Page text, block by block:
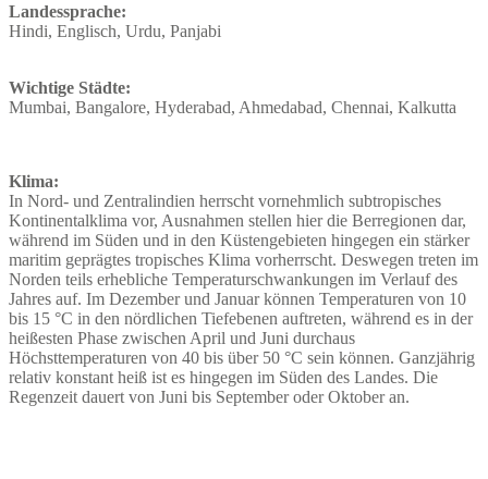
Landessprache:
Hindi, Englisch, Urdu, Panjabi
Wichtige Städte:
Mumbai, Bangalore, Hyderabad, Ahmedabad, Chennai, Kalkutta
Klima:
In Nord- und Zentralindien herrscht vornehmlich subtropisches
Kontinentalklima vor, Ausnahmen stellen hier die Berregionen dar,
während im Süden und in den Küstengebieten hingegen ein stärker
maritim geprägtes tropisches Klima vorherrscht. Deswegen treten im
Norden teils erhebliche Temperaturschwankungen im Verlauf des
Jahres auf. Im Dezember und Januar können Temperaturen von 10
bis 15 °C in den nördlichen Tiefebenen auftreten, während es in der
heißesten Phase zwischen April und Juni durchaus
Höchsttemperaturen von 40 bis über 50 °C sein können. Ganzjährig
relativ konstant heiß ist es hingegen im Süden des Landes. Die
Regenzeit dauert von Juni bis September oder Oktober an.